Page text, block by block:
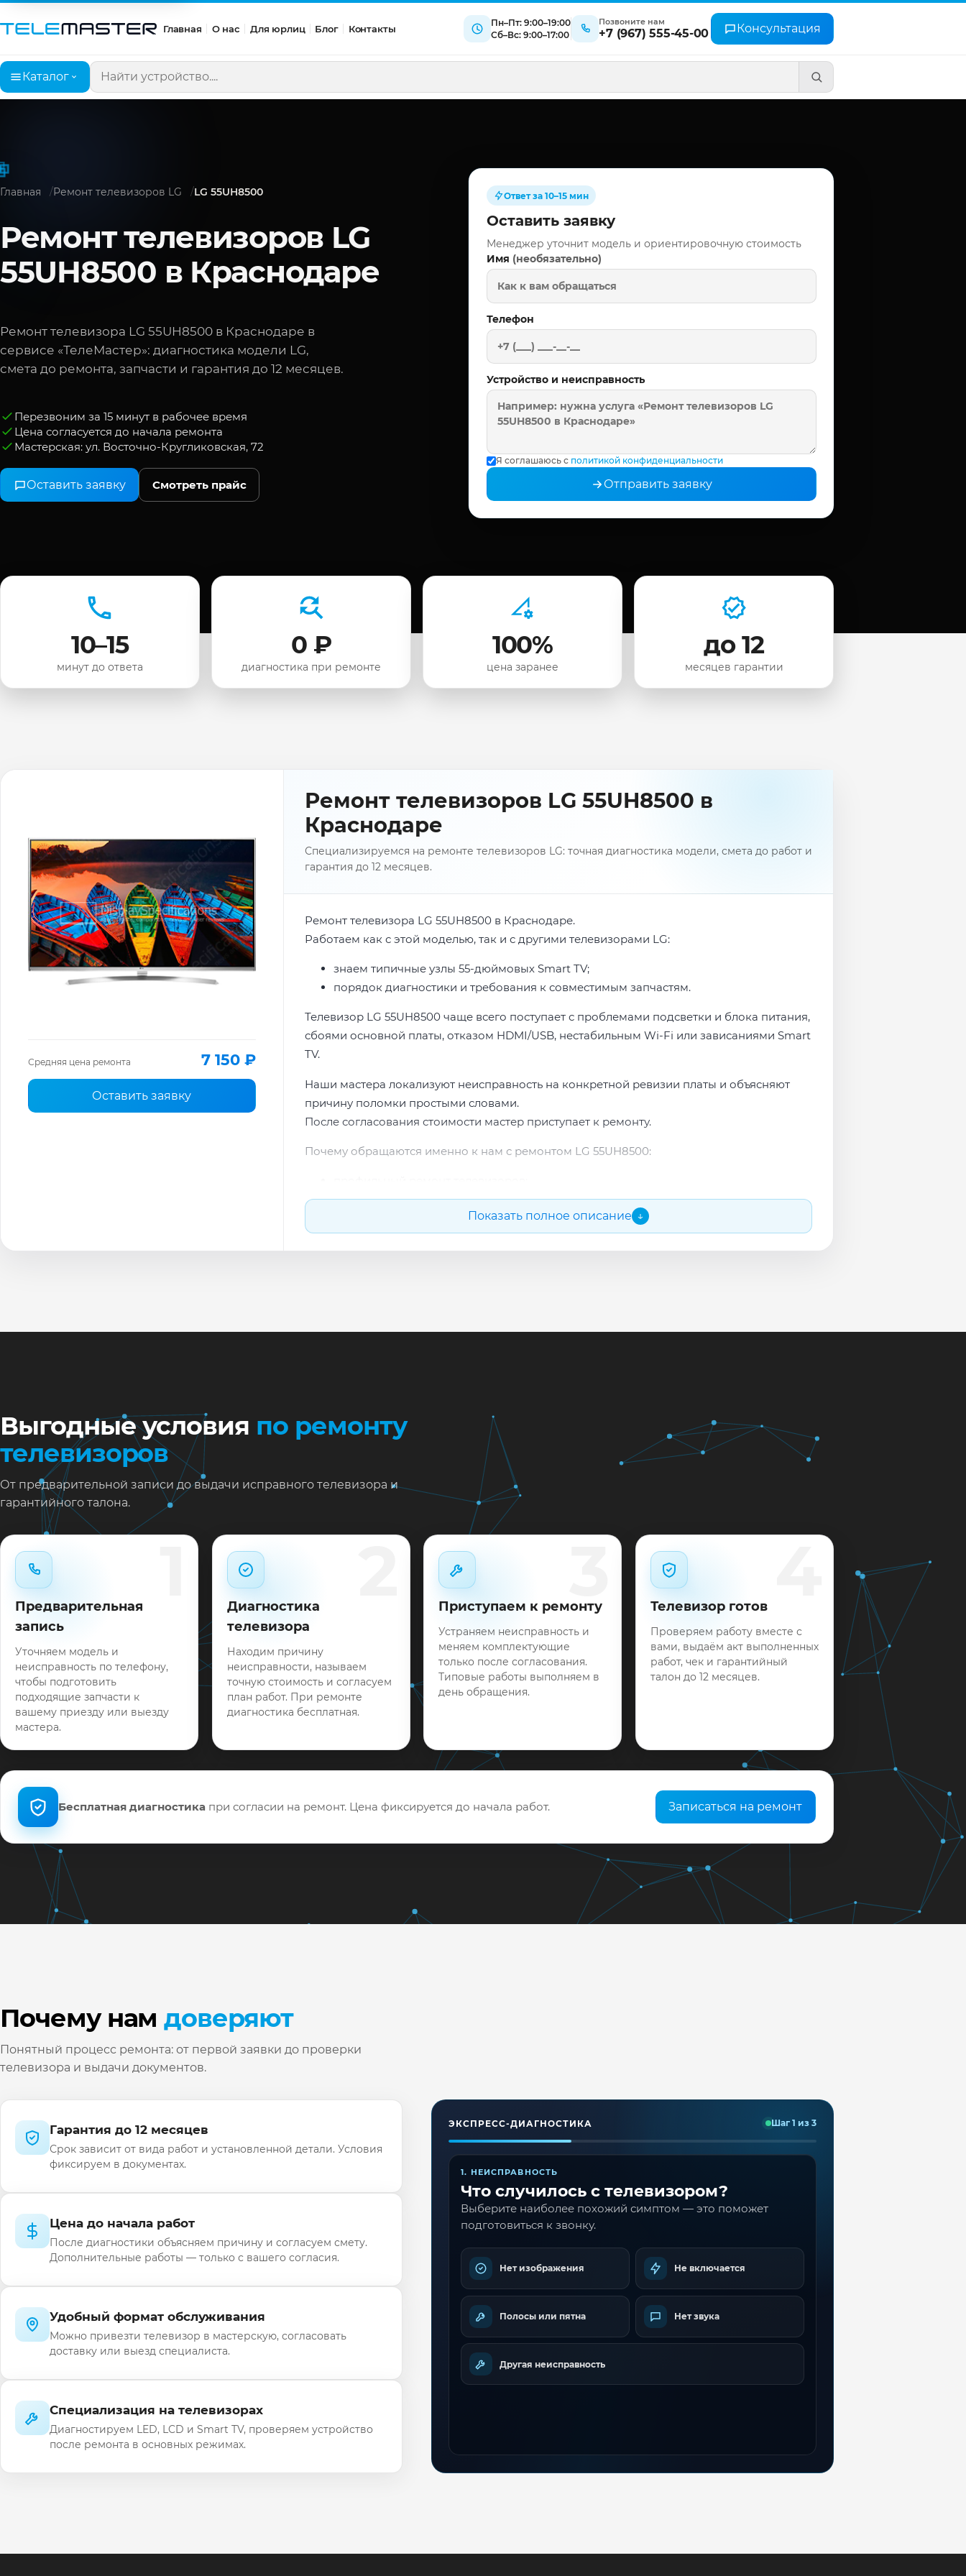
Главная О нас Для юрлиц Блог Контакты
Пн–Пт: 9:00–19:00
Сб–Вс: 9:00–17:00
Позвоните нам
+7 (967) 555-45-00 Консультация
Каталог
Поиск по сайту
Главная Ремонт телевизоров LG LG 55UH8500
Ремонт телевизоров LG
55UH8500 в Краснодаре
Ремонт телевизора LG 55UH8500 в Краснодаре в
сервисе «ТелеМастер»: диагностика модели LG,
смета до ремонта, запчасти и гарантия до 12 месяцев.
Перезвоним за 15 минут в рабочее время
Цена согласуется до начала ремонта
Мастерская: ул. Восточно-Кругликовская, 72
Оставить заявку Смотреть прайс
Ответ за 10–15 мин
Оставить заявку
Менеджер уточнит модель и ориентировочную стоимость
Имя (необязательно)
Телефон
Устройство и неисправность
Я соглашаюсь с политикой конфиденциальности
Отправить заявку
10–15
минут до ответа
0 ₽
диагностика при ремонте
100%
цена заранее
до 12
месяцев гарантии
Средняя цена ремонта 7 150 ₽
Оставить заявку
Ремонт телевизоров LG 55UH8500 в
Краснодаре
Специализируемся на ремонте телевизоров LG: точная диагностика модели, смета до работ и
гарантия до 12 месяцев.
Ремонт телевизора LG 55UH8500 в Краснодаре.
Работаем как с этой моделью, так и с другими телевизорами LG:
знаем типичные узлы 55-дюймовых Smart TV;
порядок диагностики и требования к совместимым запчастям.
Телевизор LG 55UH8500 чаще всего поступает с проблемами подсветки и блока питания,
сбоями основной платы, отказом HDMI/USB, нестабильным Wi-Fi или зависаниями Smart
TV.
Наши мастера локализуют неисправность на конкретной ревизии платы и объясняют
причину поломки простыми словами.
После согласования стоимости мастер приступает к ремонту.
Почему обращаются именно к нам с ремонтом LG 55UH8500:
опыт по бренду LG;
прозрачная смета до начала работ;
подбор проверенных комплектующих.
Оставьте заявку или позвоните: укажите симптомы — подскажем ориентир по сроку и
Показать полное описание ↓
Выгодные условия по ремонту
телевизоров
От предварительной записи до выдачи исправного телевизора и
гарантийного талона.
Предварительная
запись
Уточняем модель и
неисправность по телефону,
чтобы подготовить
подходящие запчасти к
вашему приезду или выезду
мастера.
Диагностика
телевизора
Находим причину
неисправности, называем
точную стоимость и согласуем
план работ. При ремонте
диагностика бесплатная.
Приступаем к ремонту
Устраняем неисправность и
меняем комплектующие
только после согласования.
Типовые работы выполняем в
день обращения.
Телевизор готов
Проверяем работу вместе с
вами, выдаём акт выполненных
работ, чек и гарантийный
талон до 12 месяцев.
Бесплатная диагностика при согласии на ремонт. Цена фиксируется до начала работ. Записаться на ремонт
Почему намдоверяют
Понятный процесс ремонта: от первой заявки до проверки
телевизора и выдачи документов.
Гарантия до 12 месяцев
Срок зависит от вида работ и установленной детали. Условия
фиксируем в документах.
Цена до начала работ
После диагностики объясняем причину и согласуем смету.
Дополнительные работы — только с вашего согласия.
Удобный формат обслуживания
Можно привезти телевизор в мастерскую, согласовать
доставку или выезд специалиста.
Специализация на телевизорах
Диагностируем LED, LCD и Smart TV, проверяем устройство
после ремонта в основных режимах.
ЭКСПРЕСС-ДИАГНОСТИКА Шаг 1 из 3
1. НЕИСПРАВНОСТЬ
Что случилось с телевизором?
Выберите наиболее похожий симптом — это поможет
подготовиться к звонку.
Нет изображения Не включается
Полосы или пятна Нет звука
Другая неисправность